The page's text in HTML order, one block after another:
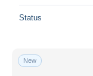
Status
New